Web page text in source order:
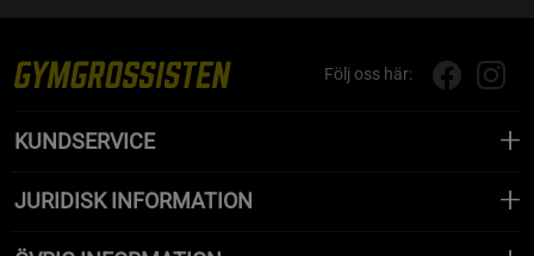
Följ oss här:
KUNDSERVICE
JURIDISK INFORMATION